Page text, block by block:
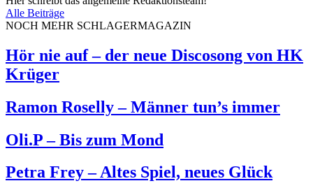
Alle Beiträge
NOCH MEHR SCHLAGERMAGAZIN
Hör nie auf – der neue Discosong von HK
Krüger
Ramon Roselly – Männer tun’s immer
Oli.P – Bis zum Mond
Petra Frey – Altes Spiel, neues Glück